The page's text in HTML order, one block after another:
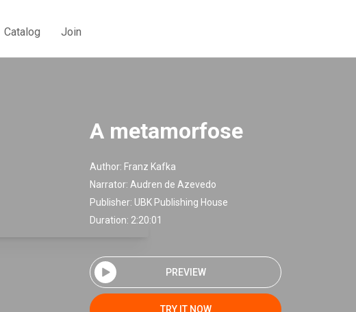
Catalog Join
A metamorfose
Author: Franz Kafka
Narrator: Audren de Azevedo
Publisher: UBK Publishing House
Duration: 2:20:01
PREVIEW
TRY IT NOW